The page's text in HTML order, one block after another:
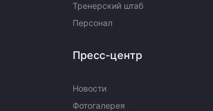
Тренерский штаб
Персонал
Пресс-центр
Новости
Фотогалерея